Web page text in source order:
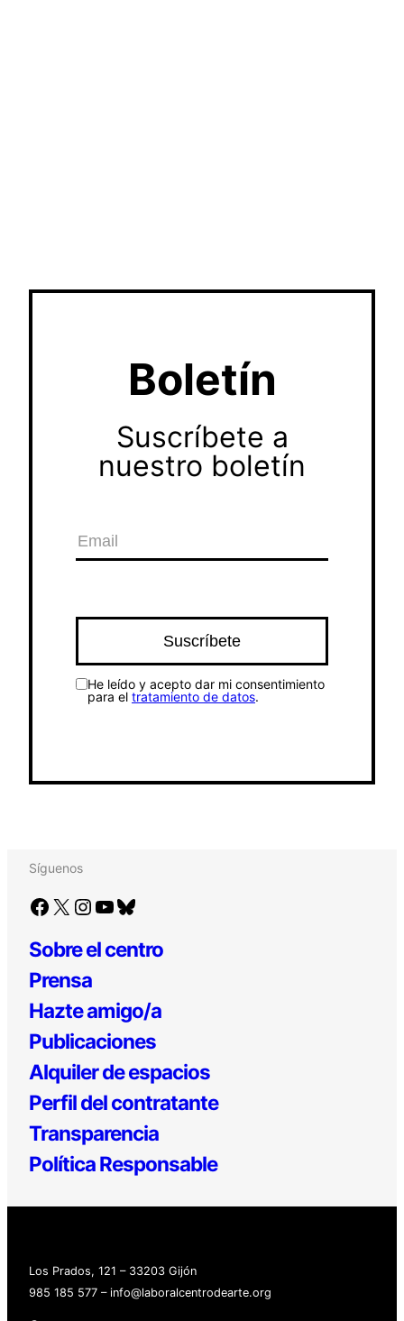
Boletín
Suscríbete a
nuestro boletín
He leído y acepto dar mi consentimiento
para el tratamiento de datos.
Síguenos
Facebook X Instagram YouTube Bluesky
Sobre el centro
Prensa
Hazte amigo/a
Publicaciones
Alquiler de espacios
Perfil del contratante
Transparencia
Política Responsable
Los Prados, 121 – 33203 Gijón
985 185 577 – info@laboralcentrodearte.org